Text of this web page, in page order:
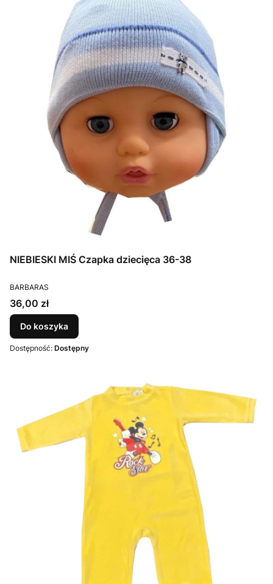
NIEBIESKI MIŚ Czapka dziecięca 36-38
PRODUCENT
BARBARAS
Cena
36,00 zł
Do koszyka
Dostępność: Dostępny